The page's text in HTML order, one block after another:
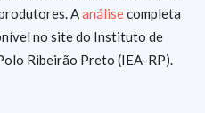
Aanálisecompleta
no site do Instituto de
Ribeirão Preto (IEA-RP).